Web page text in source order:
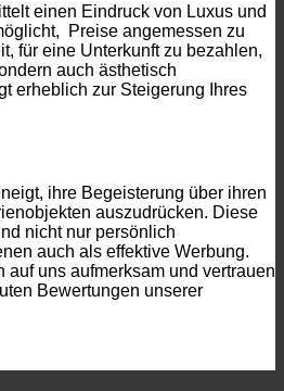
einen Eindruck von Luxus und
Preise angemessen zu
für eine Unterkunft zu bezahlen,
auch ästhetisch
erheblich zur Steigerung Ihres
ihre Begeisterung über ihren
auszudrücken. Diese
nicht nur persönlich
auch als effektive Werbung.
auf uns aufmerksam und vertrauen
Bewertungen unserer